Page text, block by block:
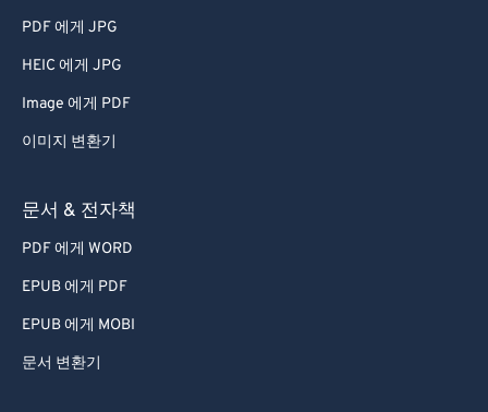
PDF 에게 JPG
HEIC 에게 JPG
Image 에게 PDF
이미지 변환기
문서 & 전자책
PDF 에게 WORD
EPUB 에게 PDF
EPUB 에게 MOBI
문서 변환기